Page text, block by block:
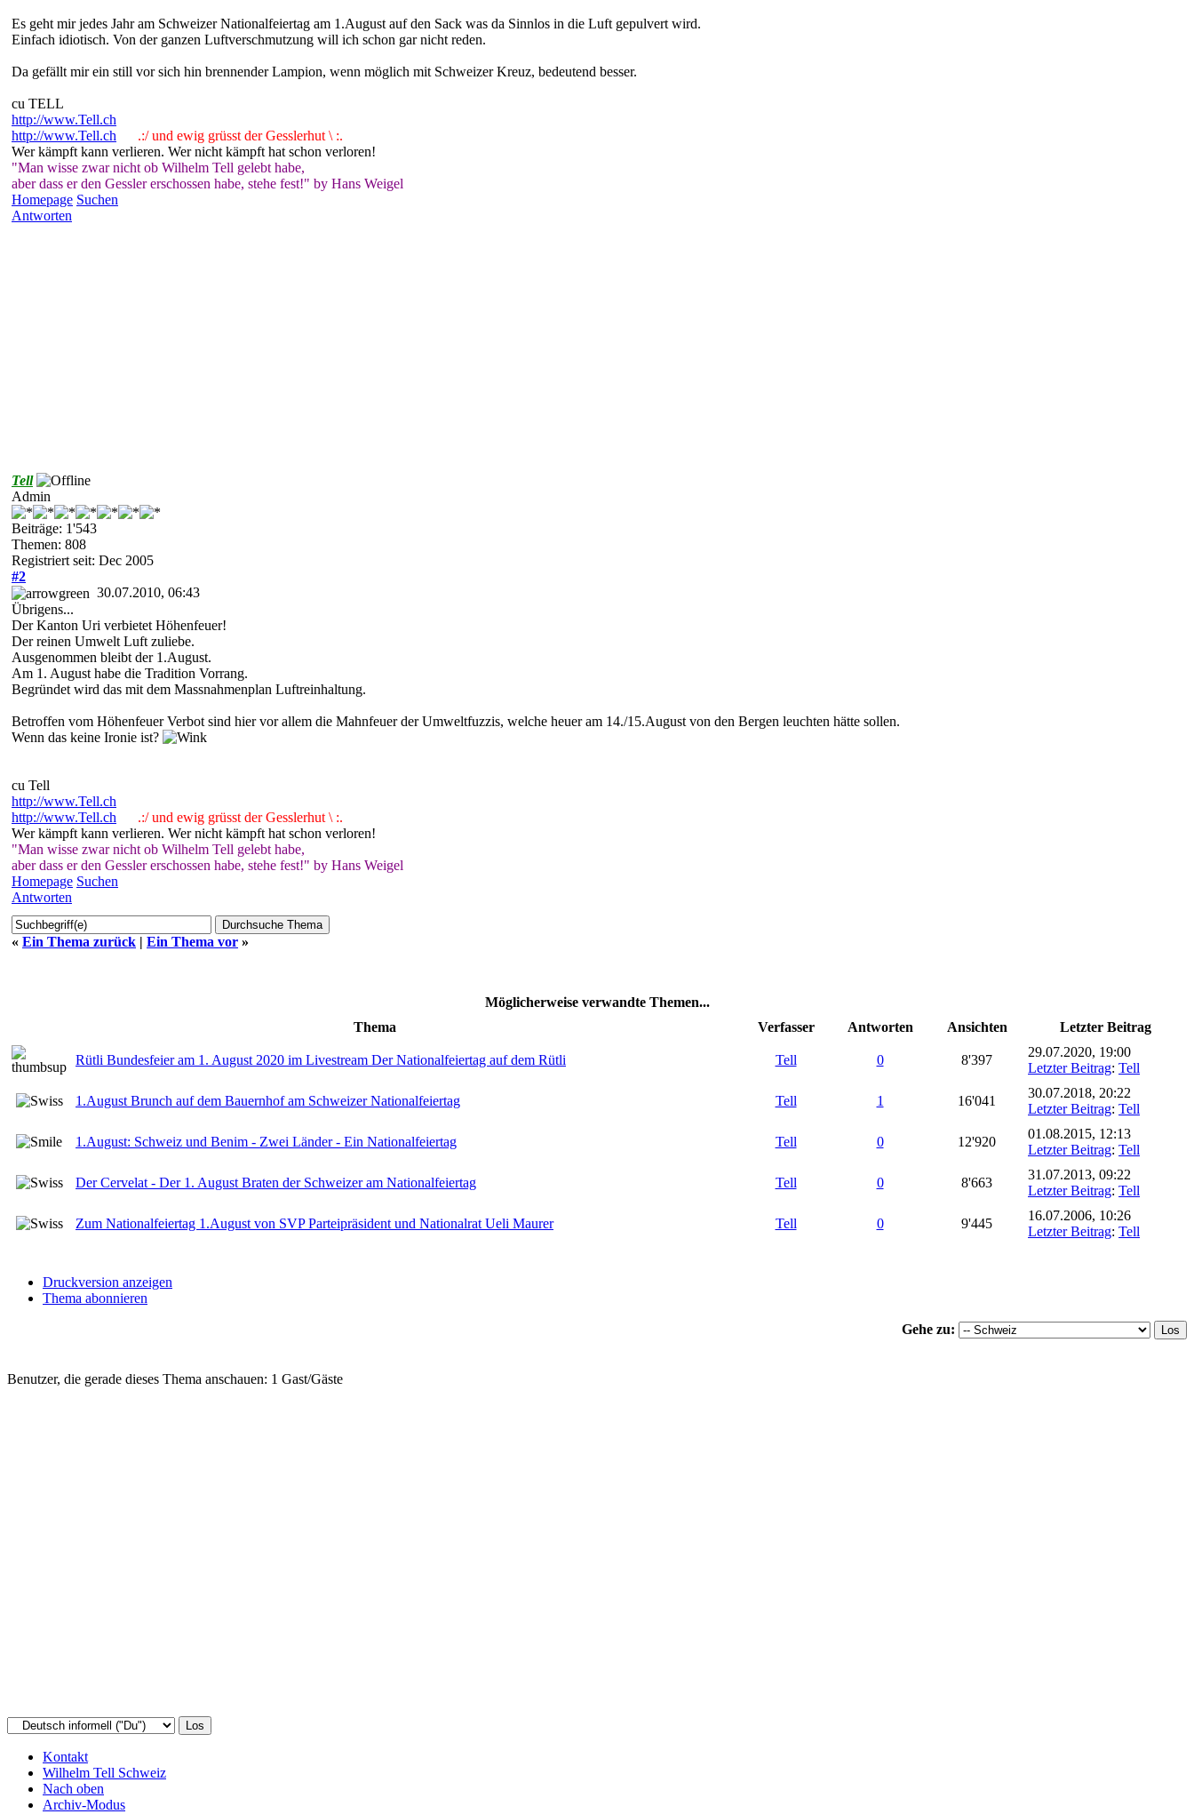
Es geht mir jedes Jahr am Schweizer Nationalfeiertag am 1.August auf den Sack was da Sinnlos in die Luft gepulvert wird.
Einfach idiotisch. Von der ganzen Luftverschmutzung will ich schon gar nicht reden.
Da gefällt mir ein still vor sich hin brennender Lampion, wenn möglich mit Schweizer Kreuz, bedeutend besser.
cu TELL
http://www.Tell.ch
http://www.Tell.ch
.:/ und ewig grüsst der Gesslerhut \ :.
Wer kämpft kann verlieren. Wer nicht kämpft hat schon verloren!
"Man wisse zwar nicht ob Wilhelm Tell gelebt habe,
aber dass er den Gessler erschossen habe, stehe fest!" by Hans Weigel
Homepage Suchen
Antworten
Tell
Admin
Beiträge: 1'543
Themen: 808
Registriert seit: Dec 2005
#2
30.07.2010, 06:43
Übrigens...
Der Kanton Uri verbietet Höhenfeuer!
Der reinen Umwelt Luft zuliebe.
Ausgenommen bleibt der 1.August.
Am 1. August habe die Tradition Vorrang.
Begründet wird das mit dem Massnahmenplan Luftreinhaltung.
Betroffen vom Höhenfeuer Verbot sind hier vor allem die Mahnfeuer der Umweltfuzzis, welche heuer am 14./15.August von den Bergen leuchten hätte sollen.
Wenn das keine Ironie ist?
cu Tell
http://www.Tell.ch
http://www.Tell.ch
.:/ und ewig grüsst der Gesslerhut \ :.
Wer kämpft kann verlieren. Wer nicht kämpft hat schon verloren!
"Man wisse zwar nicht ob Wilhelm Tell gelebt habe,
aber dass er den Gessler erschossen habe, stehe fest!" by Hans Weigel
Homepage Suchen
Antworten
« Ein Thema zurück | Ein Thema vor »
Möglicherweise verwandte Themen...
Thema
Verfasser Antworten Ansichten Letzter Beitrag
Rütli Bundesfeier am 1. August 2020 im Livestream Der Nationalfeiertag auf dem Rütli Tell 0 8'397
29.07.2020, 19:00
Letzter Beitrag: Tell
1.August Brunch auf dem Bauernhof am Schweizer Nationalfeiertag Tell 1 16'041
30.07.2018, 20:22
Letzter Beitrag: Tell
1.August: Schweiz und Benim - Zwei Länder - Ein Nationalfeiertag Tell 0 12'920
01.08.2015, 12:13
Letzter Beitrag: Tell
Der Cervelat - Der 1. August Braten der Schweizer am Nationalfeiertag Tell 0 8'663
31.07.2013, 09:22
Letzter Beitrag: Tell
Zum Nationalfeiertag 1.August von SVP Parteipräsident und Nationalrat Ueli Maurer Tell 0 9'445
16.07.2006, 10:26
Letzter Beitrag: Tell
Druckversion anzeigen
Thema abonnieren
Gehe zu:
Benutzer, die gerade dieses Thema anschauen: 1 Gast/Gäste
Kontakt
Wilhelm Tell Schweiz
Nach oben
Archiv-Modus